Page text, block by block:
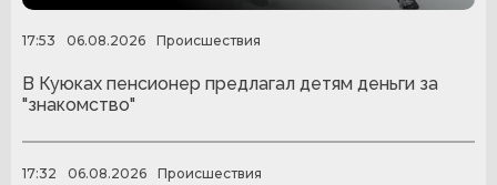
17:53 06.08.2026 Происшествия
В Куюках пенсионер предлагал детям деньги за
"знакомство"
17:32 06.08.2026 Происшествия